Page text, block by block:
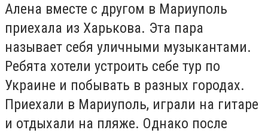
Алена вместе с другом в Мариуполь
приехала из Харькова. Эта пара
называет себя уличными музыкантами.
Ребята хотели устроить себе тур по
Украине и побывать в разных городах.
Приехали в Мариуполь, играли на гитаре
и отдыхали на пляже. Однако после